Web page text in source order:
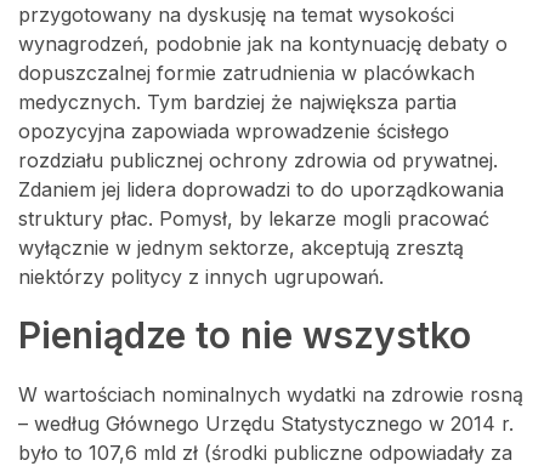
przygotowany na dyskusję na temat wysokości
wynagrodzeń, podobnie jak na kontynuację debaty o
dopuszczalnej formie zatrudnienia w placówkach
medycznych. Tym bardziej że największa partia
opozycyjna zapowiada wprowadzenie ścisłego
rozdziału publicznej ochrony zdrowia od prywatnej.
Zdaniem jej lidera doprowadzi to do uporządkowania
struktury płac. Pomysł, by lekarze mogli pracować
wyłącznie w jednym sektorze, akceptują zresztą
niektórzy politycy z innych ugrupowań.
Pieniądze to nie wszystko
W wartościach nominalnych wydatki na zdrowie rosną
– według Głównego Urzędu Statystycznego w 2014 r.
było to 107,6 mld zł (środki publiczne odpowiadały za